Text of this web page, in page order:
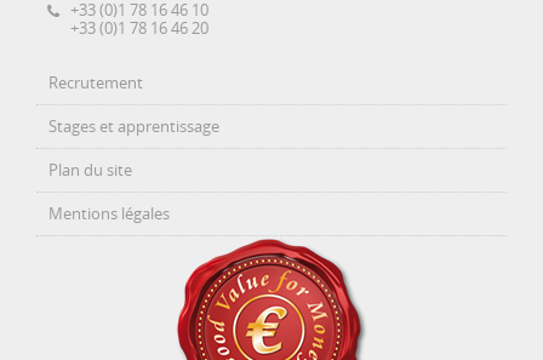
+33 (0)1 78 16 46 10
+33 (0)1 78 16 46 20
Recrutement
Stages et apprentissage
Plan du site
Mentions légales